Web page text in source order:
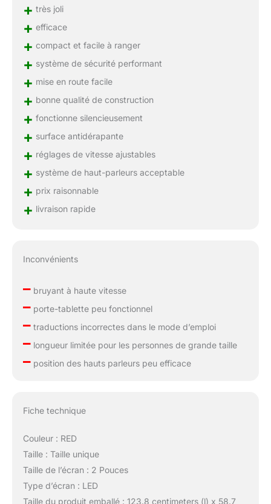
+ très joli
+ efficace
+ compact et facile à ranger
+ système de sécurité performant
+ mise en route facile
+ bonne qualité de construction
+ fonctionne silencieusement
+ surface antidérapante
+ réglages de vitesse ajustables
+ système de haut-parleurs acceptable
+ prix raisonnable
+ livraison rapide
Inconvénients
–bruyant à haute vitesse
–porte-tablette peu fonctionnel
–traductions incorrectes dans le mode d’emploi
–longueur limitée pour les personnes de grande taille
–position des hauts parleurs peu efficace
Fiche technique
Couleur : RED
Taille : Taille unique
Taille de l’écran : 2 Pouces
Type d’écran : LED
Taille du produit emballé : 123.8 centimeters (l) x 58.7